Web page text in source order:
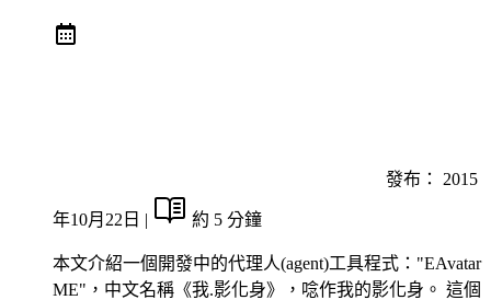
發布： 2015
年10月22日 | 約 5 分鐘
本文介紹一個開發中的代理人(agent)工具程式："EAvatar
ME"，中文名稱《我.影化身》，唸作我的影化身。 這個